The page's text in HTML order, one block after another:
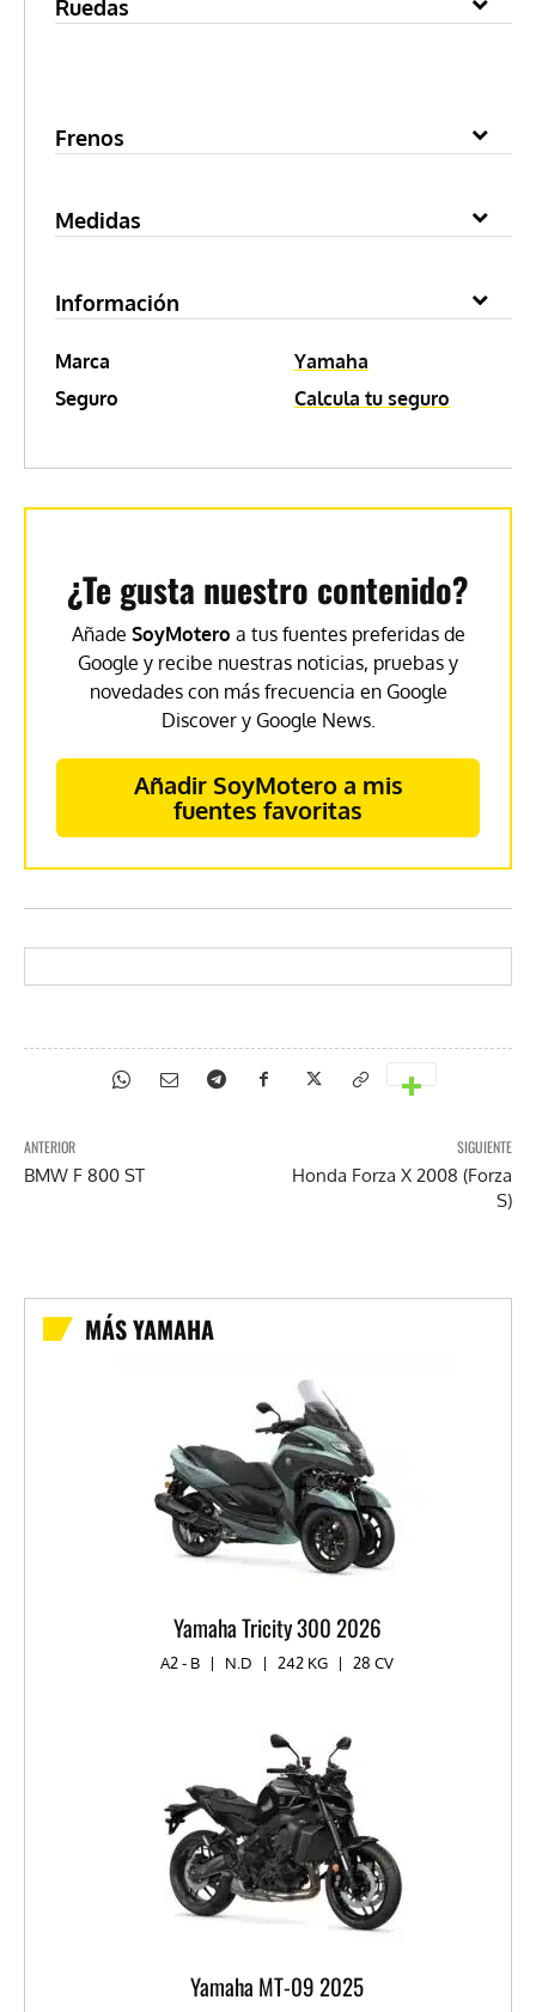
Ruedas
Frenos
Medidas
Información
Marca
Yamaha
Seguro
Calcula tu seguro
¿Te gusta nuestro contenido?
Añade SoyMotero a tus fuentes preferidas de
Google y recibe nuestras noticias, pruebas y
novedades con más frecuencia en Google
Discover y Google News.
Añadir SoyMotero a mis
fuentes favoritas
ANTERIOR
BMW F 800 ST
SIGUIENTE
Honda Forza X 2008 (Forza
S)
MÁS YAMAHA
Yamaha Tricity 300 2026
A2 - B | N.D | 242 KG | 28 CV
Yamaha MT-09 2025